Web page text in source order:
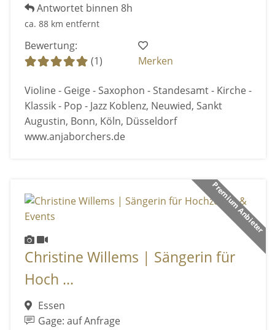
Antwortet binnen 8h
ca. 88 km entfernt
Bewertung:
(1)
Merken
Violine - Geige - Saxophon - Standesamt - Kirche -
Klassik - Pop - Jazz Koblenz, Neuwied, Sankt
Augustin, Bonn, Köln, Düsseldorf
www.anjaborchers.de
Premium Anbieter
Christine Willems | Sängerin für
Hoch ...
Essen
Gage: auf Anfrage